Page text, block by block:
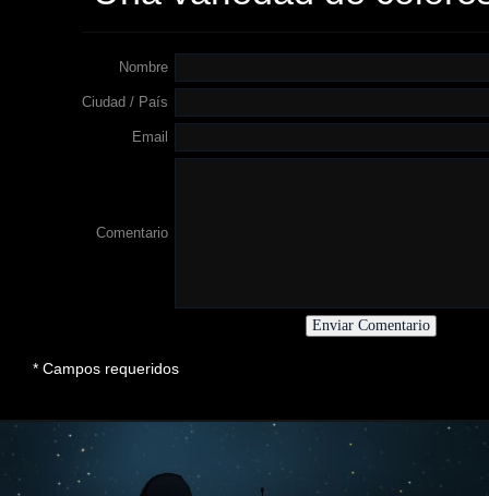
Nombre
Ciudad / País
Email
Comentario
* Campos requeridos